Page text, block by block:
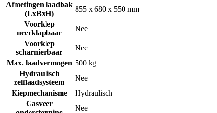
Afmetingen laadbak
(LxBxH)
855 x 680 x 550 mm
Voorklep
neerklapbaar
Nee
Voorklep
scharnierbaar
Nee
Max. laadvermogen 500 kg
Hydraulisch
zelflaadsysteem
Nee
Kiepmechanisme
Hydraulisch
Gasveer
Nee